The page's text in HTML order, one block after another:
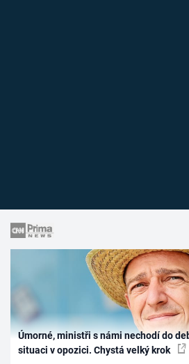
Úmorné, ministři s námi nechodí do
situaci v opozici. Chystá velký krok